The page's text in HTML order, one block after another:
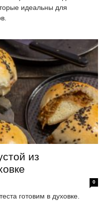
идеальны для
из
0
готовим в духовке.